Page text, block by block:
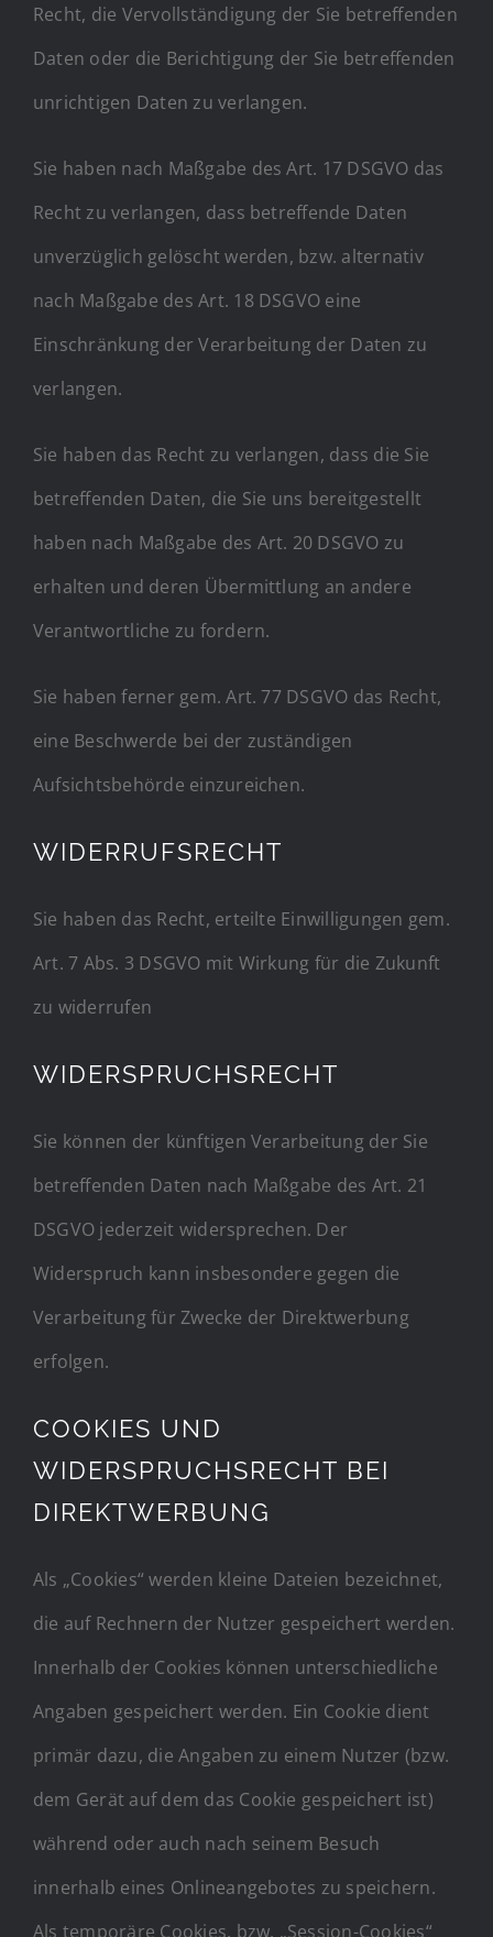
Recht, die Vervollständigung der Sie betreffenden
Daten oder die Berichtigung der Sie betreffenden
unrichtigen Daten zu verlangen.
Sie haben nach Maßgabe des Art. 17 DSGVO das
Recht zu verlangen, dass betreffende Daten
unverzüglich gelöscht werden, bzw. alternativ
nach Maßgabe des Art. 18 DSGVO eine
Einschränkung der Verarbeitung der Daten zu
verlangen.
Sie haben das Recht zu verlangen, dass die Sie
betreffenden Daten, die Sie uns bereitgestellt
haben nach Maßgabe des Art. 20 DSGVO zu
erhalten und deren Übermittlung an andere
Verantwortliche zu fordern.
Sie haben ferner gem. Art. 77 DSGVO das Recht,
eine Beschwerde bei der zuständigen
Aufsichtsbehörde einzureichen.
WIDERRUFSRECHT
Sie haben das Recht, erteilte Einwilligungen gem.
Art. 7 Abs. 3 DSGVO mit Wirkung für die Zukunft
zu widerrufen
WIDERSPRUCHSRECHT
Sie können der künftigen Verarbeitung der Sie
betreffenden Daten nach Maßgabe des Art. 21
DSGVO jederzeit widersprechen. Der
Widerspruch kann insbesondere gegen die
Verarbeitung für Zwecke der Direktwerbung
erfolgen.
COOKIES UND
WIDERSPRUCHSRECHT BEI
DIREKTWERBUNG
Als „Cookies“ werden kleine Dateien bezeichnet,
die auf Rechnern der Nutzer gespeichert werden.
Innerhalb der Cookies können unterschiedliche
Angaben gespeichert werden. Ein Cookie dient
primär dazu, die Angaben zu einem Nutzer (bzw.
dem Gerät auf dem das Cookie gespeichert ist)
während oder auch nach seinem Besuch
innerhalb eines Onlineangebotes zu speichern.
Als temporäre Cookies, bzw. „Session-Cookies“